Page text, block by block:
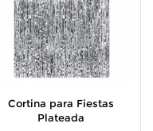
Cortina para Fiestas
Plateada